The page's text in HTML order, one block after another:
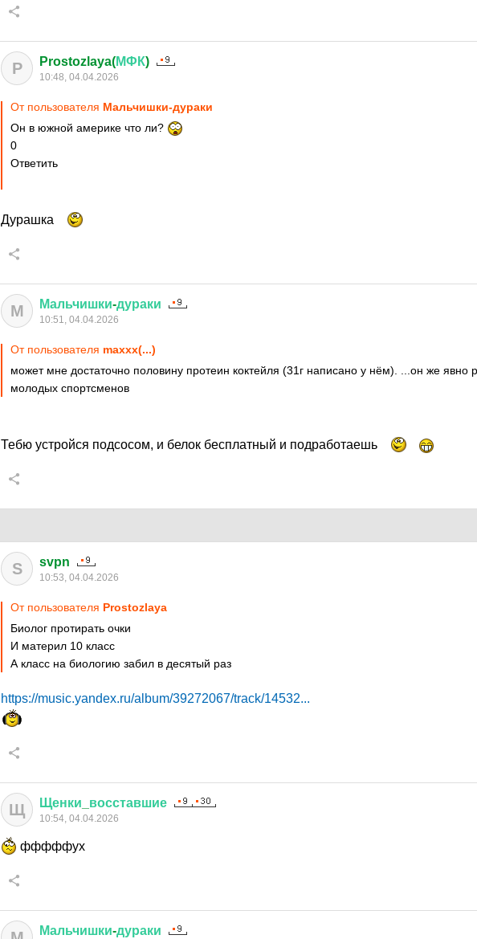
P Prostozlaya(МФК)
10:48, 04.04.2026
От пользователя Мальчишки-дураки
Он в южной америке что ли?
0
Ответить
Дурашка
М Мальчишки-дураки
10:51, 04.04.2026
От пользователя maxxx(...)
может мне достаточно половину протеин коктейля (31г написано у нём). ...он же явно
молодых спортсменов
Тебю устройся подсосом, и белок бесплатный и подработаешь
S svpn
10:53, 04.04.2026
От пользователя Prostozlaya
Биолог протирать очки
И материл 10 класс
А класс на биологию забил в десятый раз
https://music.yandex.ru/album/39272067/track/14532...
Щ Щенки восставшие
10:54, 04.04.2026
фффффух
Мальчишки-дураки